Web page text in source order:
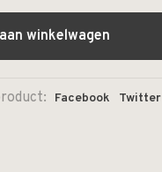
winkelwagen
Facebook Twitter